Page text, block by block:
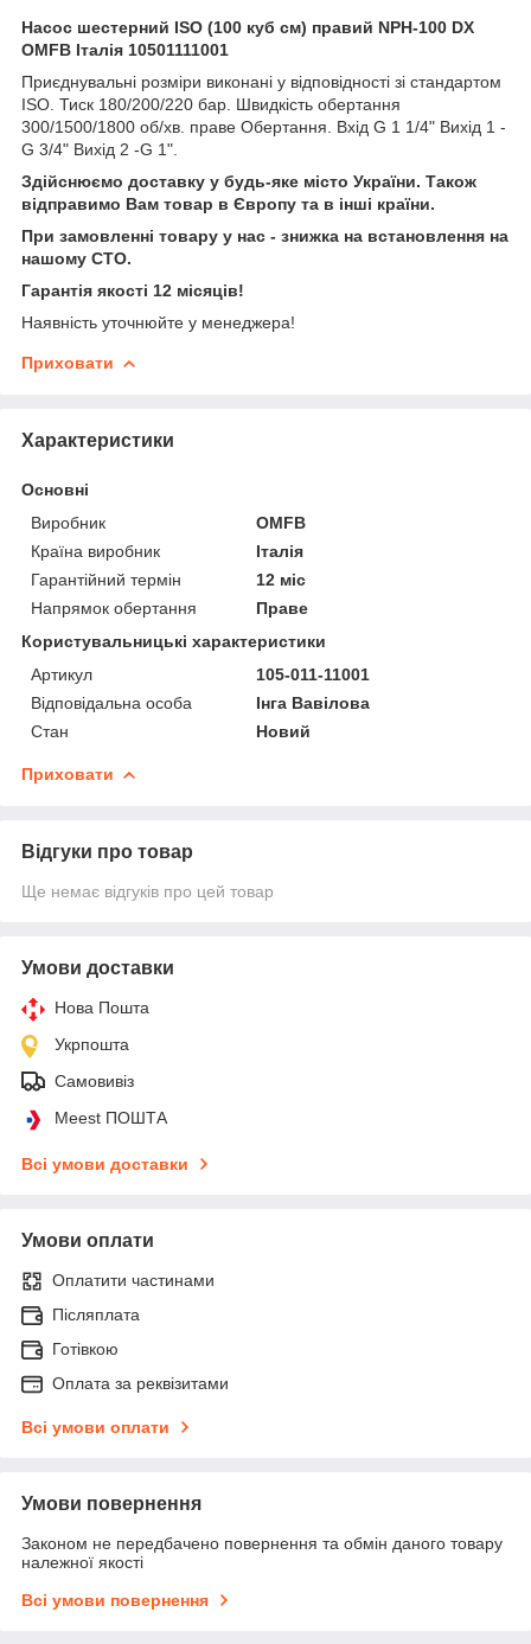
Насос шестерний ISO (100 куб см) правий NPH-100 DX
OMFB Італія 10501111001
Приєднувальні розміри виконані у відповідності зі стандартом
ISO. Тиск 180/200/220 бар. Швидкість обертання
300/1500/1800 об/хв. праве Обертання. Вхід G 1 1/4" Вихід 1 -
G 3/4" Вихід 2 -G 1".
Здійснюємо доставку у будь-яке місто України. Також
відправимо Вам товар в Європу та в інші країни.
При замовленні товару у нас - знижка на встановлення на
нашому СТО.
Гарантія якості 12 місяців!
Наявність уточнюйте у менеджера!
Приховати
Характеристики
Основні
Виробник
OMFB
Країна виробник
Італія
Гарантійний термін
12 міс
Напрямок обертання
Праве
Користувальницькі характеристики
Артикул
105-011-11001
Відповідальна особа
Інга Вавілова
Стан
Новий
Приховати
Відгуки про товар
Ще немає відгуків про цей товар
Умови доставки
Нова Пошта
Укрпошта
Самовивіз
Meest ПОШТА
Всі умови доставки
Умови оплати
Оплатити частинами
Післяплата
Готівкою
Оплата за реквізитами
Всі умови оплати
Умови повернення
Законом не передбачено повернення та обмін даного товару
належної якості
Всі умови повернення